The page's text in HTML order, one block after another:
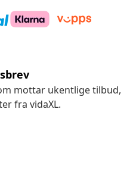
mottar ukentlige tilbud,
fra vidaXL.